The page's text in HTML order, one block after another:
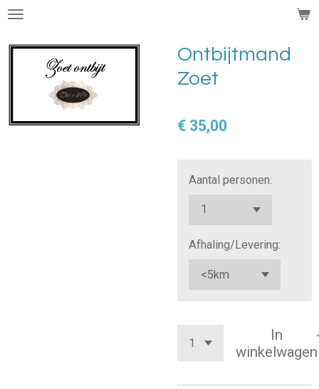
Ga
naar
hoofdinhoud
Ontbijtmand
Zoet
€ 35,00
Aantal personen:
Afhaling/Levering:
In
winkelwagen